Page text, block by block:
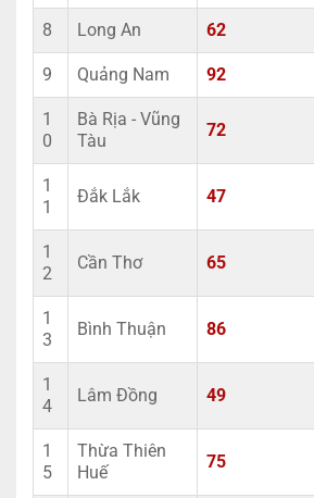
8 Long An 62
9 Quảng Nam 92
1
0
Bà Rịa - Vũng
Tàu
72
1
1
Đắk Lắk 47
1
2
Cần Thơ 65
1
3
Bình Thuận 86
1
4
Lâm Đồng 49
1
5
Thừa Thiên
Huế
75